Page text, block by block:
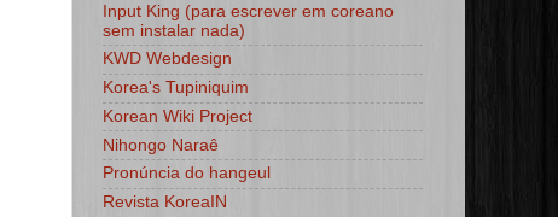
Input King (para escrever em coreano
sem instalar nada)
KWD Webdesign
Korea's Tupiniquim
Korean Wiki Project
Nihongo Naraê
Pronúncia do hangeul
Revista KoreaIN